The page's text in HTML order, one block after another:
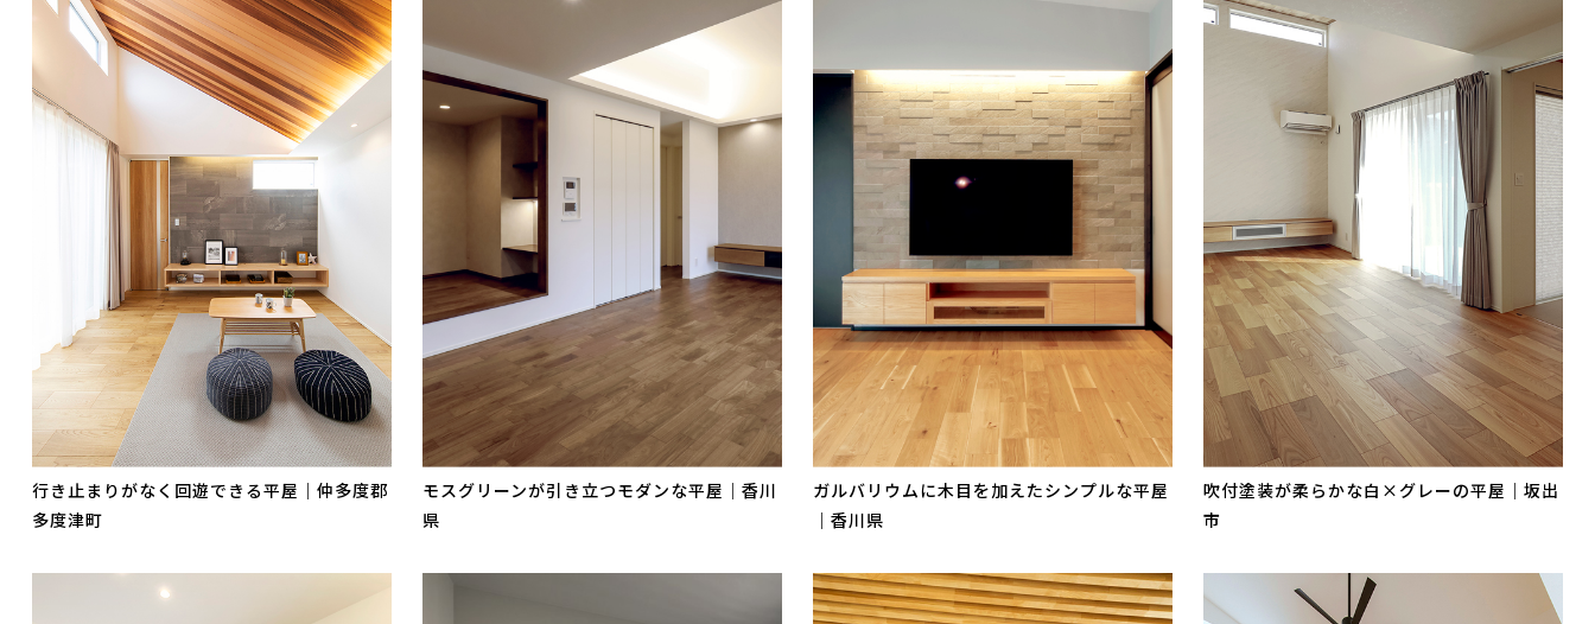
行き止まりがなく回遊できる平屋｜仲多度郡
多度津町
モスグリーンが引き立つモダンな平屋｜香川
県
ガルバリウムに木目を加えたシンプルな平屋
｜香川県
吹付塗装が柔らかな白×グレーの平屋｜坂出
市